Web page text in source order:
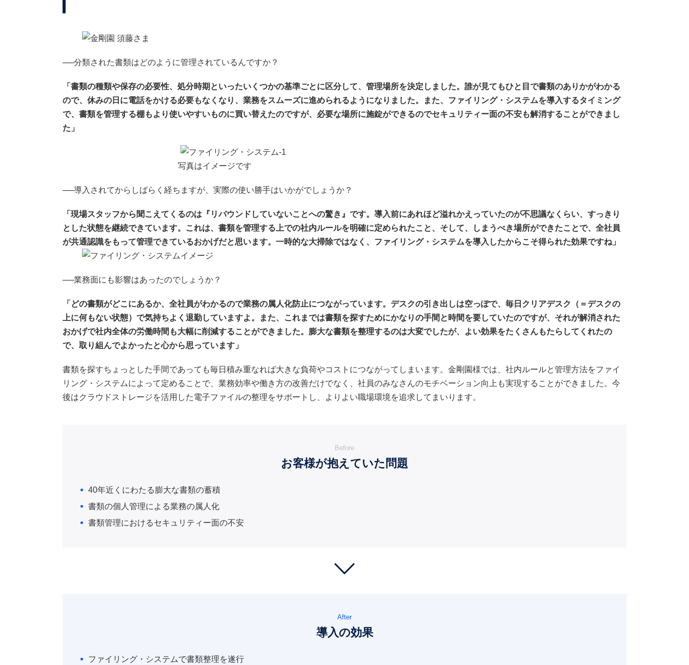
──分類された書類はどのように管理されているんですか？
「書類の種類や保存の必要性、処分時期といったいくつかの基準ごとに区分して、管理場所を決定しました。誰が見てもひと目で書類のありかがわかる
ので、休みの日に電話をかける必要もなくなり、業務をスムーズに進められるようになりました。また、ファイリング・システムを導入するタイミング
で、書類を管理する棚もより使いやすいものに買い替えたのですが、必要な場所に施錠ができるのでセキュリティー面の不安も解消することができまし
た」
写真はイメージです
──導入されてからしばらく経ちますが、実際の使い勝手はいかがでしょうか？
「現場スタッフから聞こえてくるのは『リバウンドしていないことへの驚き』です。導入前にあれほど溢れかえっていたのが不思議なくらい、すっきり
とした状態を継続できています。これは、書類を管理する上での社内ルールを明確に定められたこと、そして、しまうべき場所ができたことで、全社員
が共通認識をもって管理できているおかげだと思います。一時的な大掃除ではなく、ファイリング・ システムを導入したからこそ得られた効果ですね」
──業務面にも影響はあったのでしょうか？
「どの書類がどこにあるか、全社員がわかるので業務の属人化防止につながっています。デスクの引き出しは空っぽで、毎日クリアデスク（＝デスクの
上に何もない状態）で気持ちよく退勤していますよ。また、これまでは書類を探すためにかなりの手間と時間を要していたのですが、それが解消された
おかげで社内全体の労働時間も大幅に削減することができました。膨大な書類を整理するのは大変でしたが、よい効果をたくさんもたらしてくれたの
で、取り組んでよかったと心から思っています」
書類を探すちょっとした手間であっても毎日積み重なれば大きな負荷やコストにつながってしまいます。金剛園様では、社内ルールと管理方法をファイ
リング・システムによって定めることで、業務効率や働き方の改善だけでなく、社員のみなさんのモチベーション向上も実現することができました。今
後はクラウドストレージを活用した電子ファイルの整理をサポートし、よりよい職場環境を追求してまいります。
Before
お客様が抱えていた問題
40年近くにわたる膨大な書類の蓄積
書類の個人管理による業務の属人化
書類管理におけるセキュリティー面の不安
After
導入の効果
ファイリング・システムで書類整理を遂行